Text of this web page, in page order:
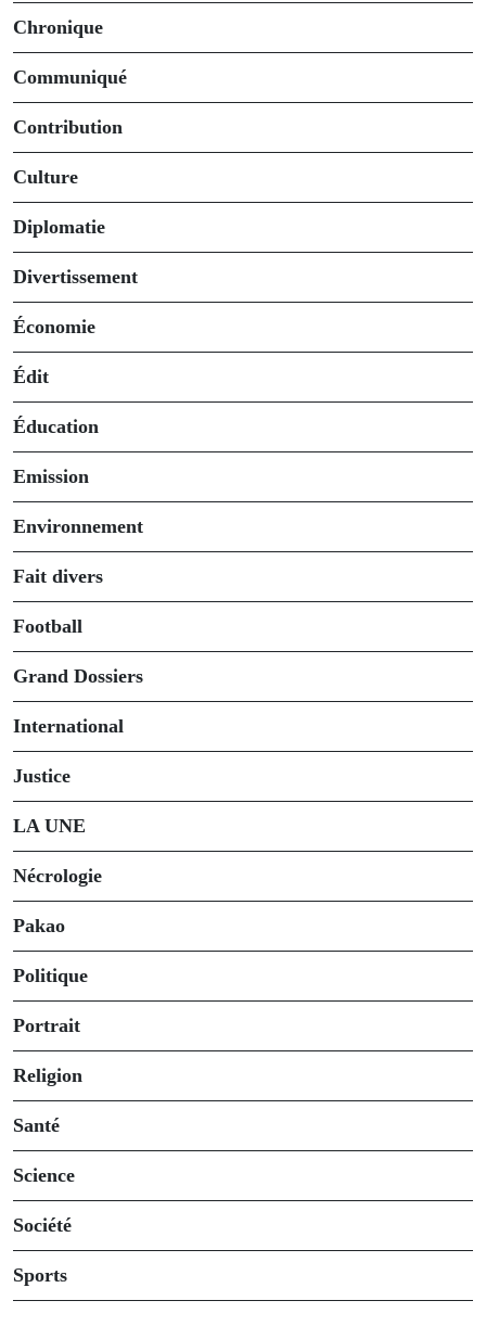
Chronique
Communiqué
Contribution
Culture
Diplomatie
Divertissement
Économie
Édit
Éducation
Emission
Environnement
Fait divers
Football
Grand Dossiers
International
Justice
LA UNE
Nécrologie
Pakao
Politique
Portrait
Religion
Santé
Science
Société
Sports